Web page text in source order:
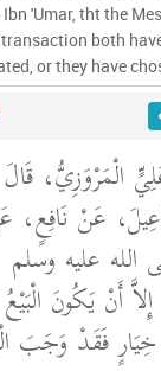
'Umar, tht the
both
or they have
الْمَرْوَزِيُّ،
عَنْ نَافِعٍ،
عليه وسلم
إِلاَّ أَنْ يَكُونَ
فَقَدْ وَجَبَ